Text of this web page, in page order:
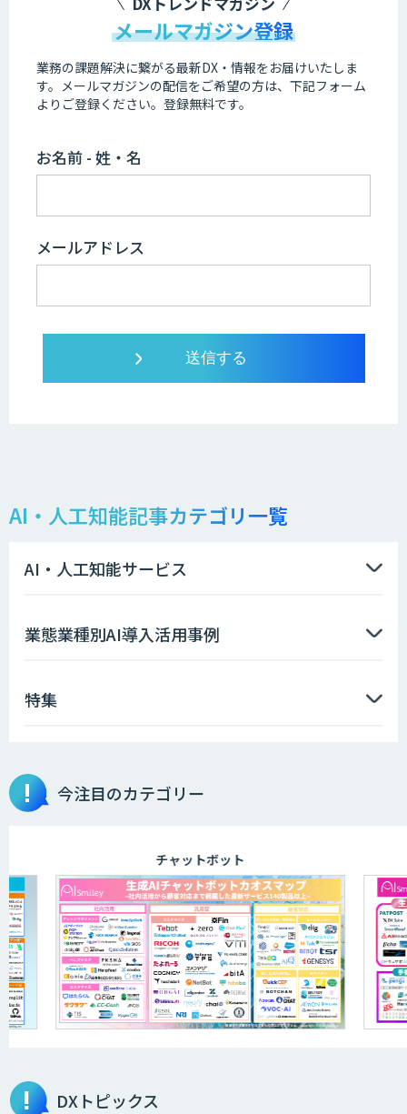
メールマガジン登録
業務の課題解決に繋がる最新DX・情報をお届けいたしま
す。 メールマガジンの配信をご希望の方は、下記フォーム
よりご登録ください。登録無料です。
お名前 - 姓・名
メールアドレス
AI・人工知能記事カテゴリ一覧
AI・人工知能サービス
業態業種別AI導入活用事例
特集
今注目のカテゴリー
チャットボット
DXトピックス